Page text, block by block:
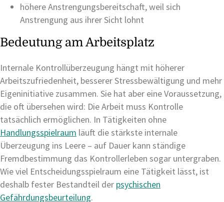
höhere Anstrengungsbereitschaft, weil sich
Anstrengung aus ihrer Sicht lohnt
Bedeutung am Arbeitsplatz
Internale Kontrollüberzeugung hängt mit höherer
Arbeitszufriedenheit, besserer Stressbewältigung und mehr
Eigeninitiative zusammen. Sie hat aber eine Voraussetzung,
die oft übersehen wird: Die Arbeit muss Kontrolle
tatsächlich ermöglichen. In Tätigkeiten ohne
Handlungsspielraum läuft die stärkste internale
Überzeugung ins Leere – auf Dauer kann ständige
Fremdbestimmung das Kontrollerleben sogar untergraben.
Wie viel Entscheidungsspielraum eine Tätigkeit lässt, ist
deshalb fester Bestandteil der psychischen
Gefährdungsbeurteilung.